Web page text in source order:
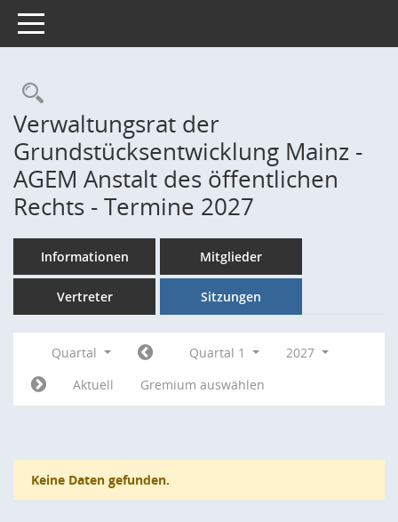
Toggle navigation
Rechercheauswahl
Verwaltungsrat der
Grundstücksentwicklung Mainz -
AGEM Anstalt des öffentlichen
Rechts - Termine 2027
Informationen Mitglieder
Vertreter Sitzungen
Quartal Quartal 1
2027
Aktuell
Gremium auswählen
Keine Daten gefunden.